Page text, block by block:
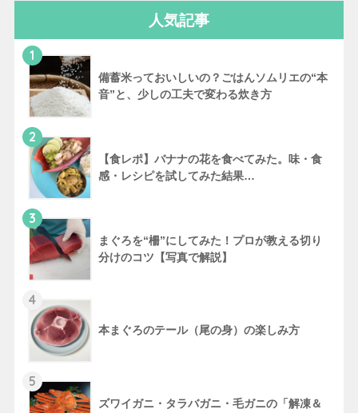
人気記事
1
備蓄米っておいしいの？ごはんソムリエの“本
音”と、少しの工夫で変わる炊き方
2
【食レポ】バナナの花を食べてみた。味・食
感・レシピを試してみた結果…
3
まぐろを“柵”にしてみた！プロが教える切り
分けのコツ【写真で解説】
4
本まぐろのテール（尾の身）の楽しみ方
5
ズワイガニ・タラバガニ・毛ガニの「解凍＆